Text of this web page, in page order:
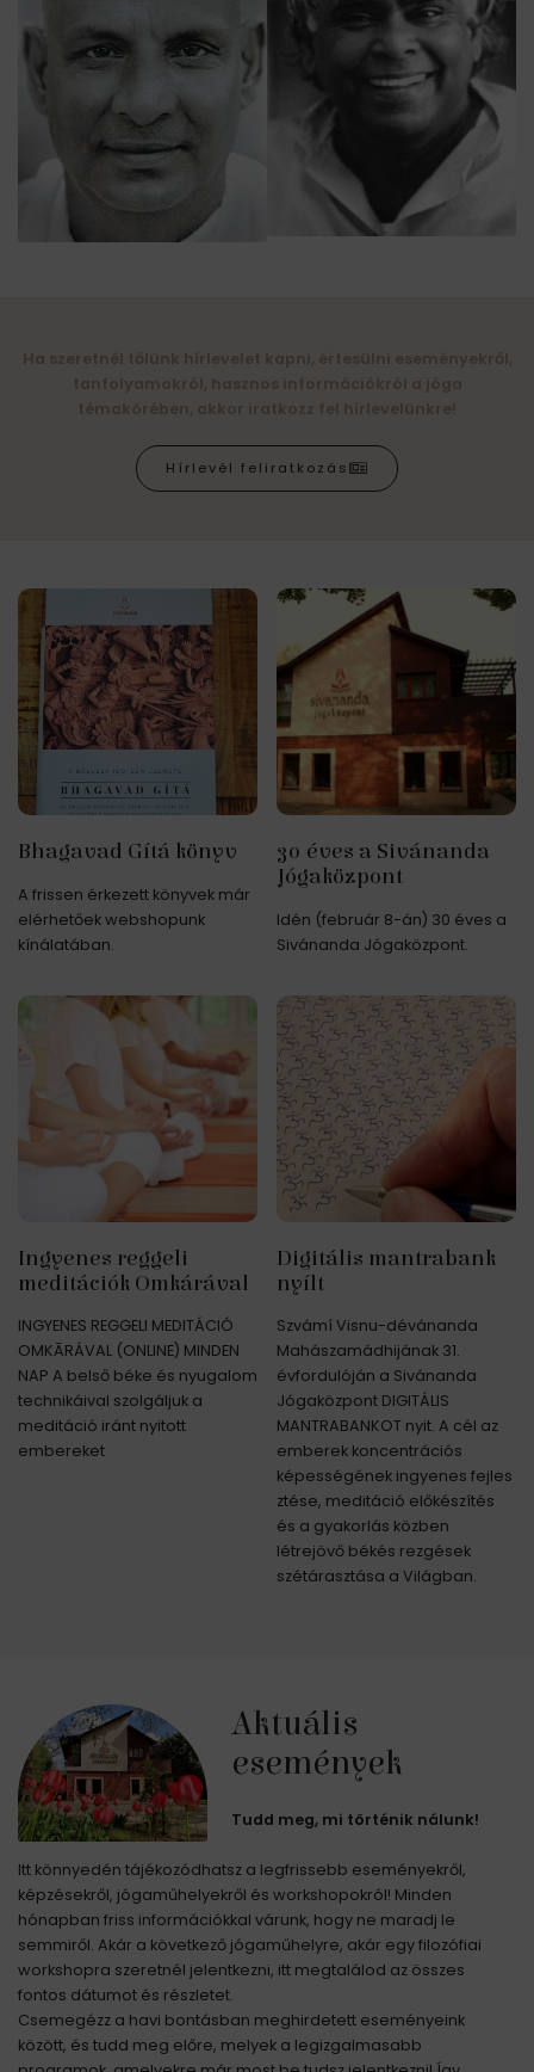
Ha szeretnél tőlünk hírlevelet kapni, értesülni eseményekről,
tanfolyamokról, hasznos információkról a jóga
témakörében, akkor iratkozz fel hírlevelünkre!
Hírlevél feliratkozás
Bhagavad Gítá könyv
A frissen érkezett könyvek már
elérhetőek webshopunk
kínálatában.
30 éves a Sivánanda
Jógaközpont
Idén (február 8-án) 30 éves a
Sivánanda Jógaközpont.
Ingyenes reggeli
meditációk Omkárával
INGYENES REGGELI MEDITÁCIÓ
OMKĀRÁVAL (ONLINE) MINDEN
NAP A belső béke és nyugalom
technikáival szolgáljuk a
meditáció iránt nyitott
embereket
Digitális mantrabank
nyílt
Szvámí Visnu-dévánanda
Mahászamádhijának 31.
évfordulóján a Sivánanda
Jógaközpont DIGITÁLIS
MANTRABANKOT nyit. A cél az
emberek koncentrációs
képességének ingyenes fejles
ztése, meditáció előkészítés
és a gyakorlás közben
létrejövő békés rezgések
szétárasztása a Világban.
Aktuális
események
Tudd meg, mi történik nálunk!
Itt könnyedén tájékozódhatsz a legfrissebb eseményekről,
képzésekről, jógaműhelyekről és workshopokról! Minden
hónapban friss információkkal várunk, hogy ne maradj le
semmiről. Akár a következő jógaműhelyre, akár egy filozófiai
workshopra szeretnél jelentkezni, itt megtalálod az összes
fontos dátumot és részletet.
Csemegézz a havi bontásban meghirdetett eseményeink
között, és tudd meg előre, melyek a legizgalmasabb